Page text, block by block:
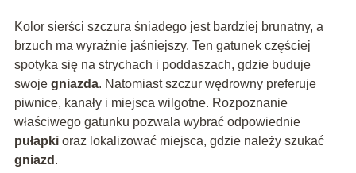
Kolor sierści szczura śniadego jest bardziej brunatny, a
brzuch ma wyraźnie jaśniejszy. Ten gatunek częściej
spotyka się na strychach i poddaszach, gdzie buduje
swoje gniazda. Natomiast szczur wędrowny preferuje
piwnice, kanały i miejsca wilgotne. Rozpoznanie
właściwego gatunku pozwala wybrać odpowiednie
pułapkioraz lokalizować miejsca, gdzie należy szukać
gniazd .